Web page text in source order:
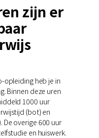
zijn er
opleiding heb je in
Binnen deze uren
1000 uur
(bot) en
overige 600 uur
en huiswerk.